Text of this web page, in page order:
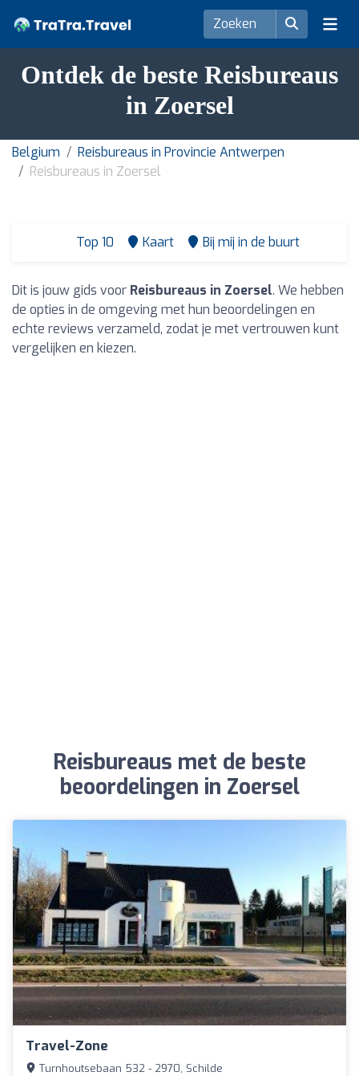
Ontdek de beste Reisbureaus
in Zoersel
Belgium
Reisbureaus in Provincie Antwerpen
Reisbureaus in Zoersel
Top 10 Kaart Bij mij in de buurt
Dit is jouw gids voor Reisbureaus in Zoersel. We hebben
de opties in de omgeving met hun beoordelingen en
echte reviews verzameld, zodat je met vertrouwen kunt
vergelijken en kiezen.
Reisbureaus met de beste
beoordelingen in Zoersel
Travel-Zone
Turnhoutsebaan 532 - 2970, Schilde